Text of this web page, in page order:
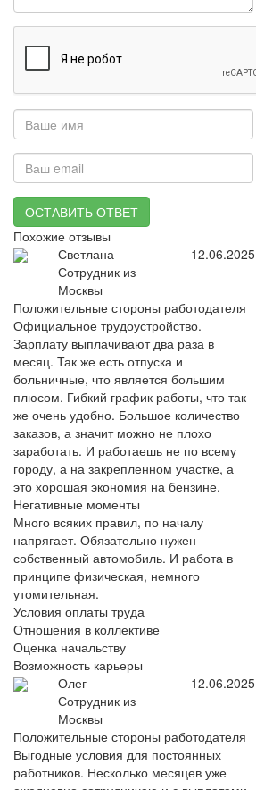
ОСТАВИТЬ ОТВЕТ
Похожие отзывы
Светлана
Сотрудник из
Москвы
12.06.2025
Положительные стороны работодателя
Официальное трудоустройство.
Зарплату выплачивают два раза в
месяц. Так же есть отпуска и
больничные, что является большим
плюсом. Гибкий график работы, что так
же очень удобно. Большое количество
заказов, а значит можно не плохо
заработать. И работаешь не по всему
городу, а на закрепленном участке, а
это хорошая экономия на бензине.
Негативные моменты
Много всяких правил, по началу
напрягает. Обязательно нужен
собственный автомобиль. И работа в
принципе физическая, немного
утомительная.
Условия оплаты труда
Отношения в коллективе
Оценка начальству
Возможность карьеры
Олег
Сотрудник из
Москвы
12.06.2025
Положительные стороны работодателя
Выгодные условия для постоянных
работников. Несколько месяцев уже